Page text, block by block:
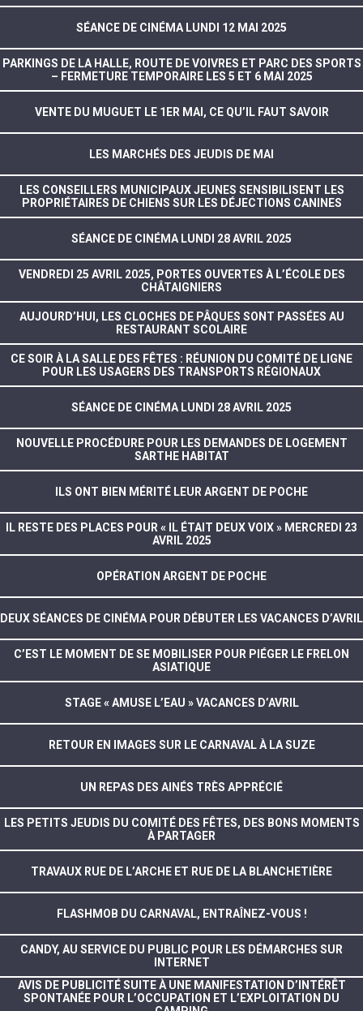
SÉANCE DE CINÉMA LUNDI 12 MAI 2025
PARKINGS DE LA HALLE, ROUTE DE VOIVRES ET PARC DES SPORTS
– FERMETURE TEMPORAIRE LES 5 ET 6 MAI 2025
VENTE DU MUGUET LE 1ER MAI, CE QU’IL FAUT SAVOIR
LES MARCHÉS DES JEUDIS DE MAI
LES CONSEILLERS MUNICIPAUX JEUNES SENSIBILISENT LES
PROPRIÉTAIRES DE CHIENS SUR LES DÉJECTIONS CANINES
SÉANCE DE CINÉMA LUNDI 28 AVRIL 2025
VENDREDI 25 AVRIL 2025, PORTES OUVERTES À L’ÉCOLE DES
CHÂTAIGNIERS
AUJOURD’HUI, LES CLOCHES DE PÂQUES SONT PASSÉES AU
RESTAURANT SCOLAIRE
CE SOIR À LA SALLE DES FÊTES : RÉUNION DU COMITÉ DE LIGNE
POUR LES USAGERS DES TRANSPORTS RÉGIONAUX
SÉANCE DE CINÉMA LUNDI 28 AVRIL 2025
NOUVELLE PROCÉDURE POUR LES DEMANDES DE LOGEMENT
SARTHE HABITAT
ILS ONT BIEN MÉRITÉ LEUR ARGENT DE POCHE
IL RESTE DES PLACES POUR « IL ÉTAIT DEUX VOIX » MERCREDI 23
AVRIL 2025
OPÉRATION ARGENT DE POCHE
DEUX SÉANCES DE CINÉMA POUR DÉBUTER LES VACANCES D’AVRIL
C’EST LE MOMENT DE SE MOBILISER POUR PIÉGER LE FRELON
ASIATIQUE
STAGE « AMUSE L’EAU » VACANCES D’AVRIL
RETOUR EN IMAGES SUR LE CARNAVAL À LA SUZE
UN REPAS DES AINÉS TRÈS APPRÉCIÉ
LES PETITS JEUDIS DU COMITÉ DES FÊTES, DES BONS MOMENTS
À PARTAGER
TRAVAUX RUE DE L’ARCHE ET RUE DE LA BLANCHETIÈRE
FLASHMOB DU CARNAVAL, ENTRAÎNEZ-VOUS !
CANDY, AU SERVICE DU PUBLIC POUR LES DÉMARCHES SUR
INTERNET
AVIS DE PUBLICITÉ SUITE À UNE MANIFESTATION D’INTÉRÊT
SPONTANÉE POUR L’OCCUPATION ET L’EXPLOITATION DU